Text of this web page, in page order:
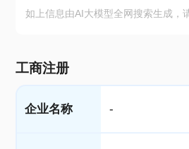
如上信息由AI大模型全网搜索生成，
工商注册
企业名称 -